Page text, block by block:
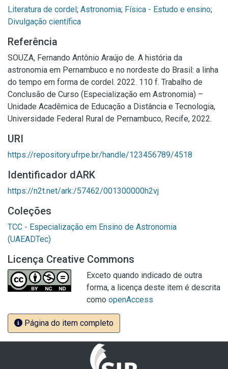
Literatura de cordel; Astronomia; Física - Estudo e ensino;
Divulgação científica
Referência
SOUZA, Fernando Antônio Araújo de. A história da
astronomia em Pernambuco e no nordeste do Brasil: a linha
do tempo em forma de cordel. 2022. 110 f. Trabalho de
Conclusão de Curso (Especialização em Astronomia) –
Unidade Acadêmica de Educação a Distância e Tecnologia,
Universidade Federal Rural de Pernambuco, Recife, 2022.
URI
https://repository.ufrpe.br/handle/123456789/4518
Identificador dARK
https://n2t.net/ark:/57462/001300000h2vj
Coleções
TCC - Especialização em Ensino de Astronomia
(UAEADTec)
Licença Creative Commons
Exceto quando indicado de outra
forma, a licença deste item é descrita
como openAccess
Página do item completo